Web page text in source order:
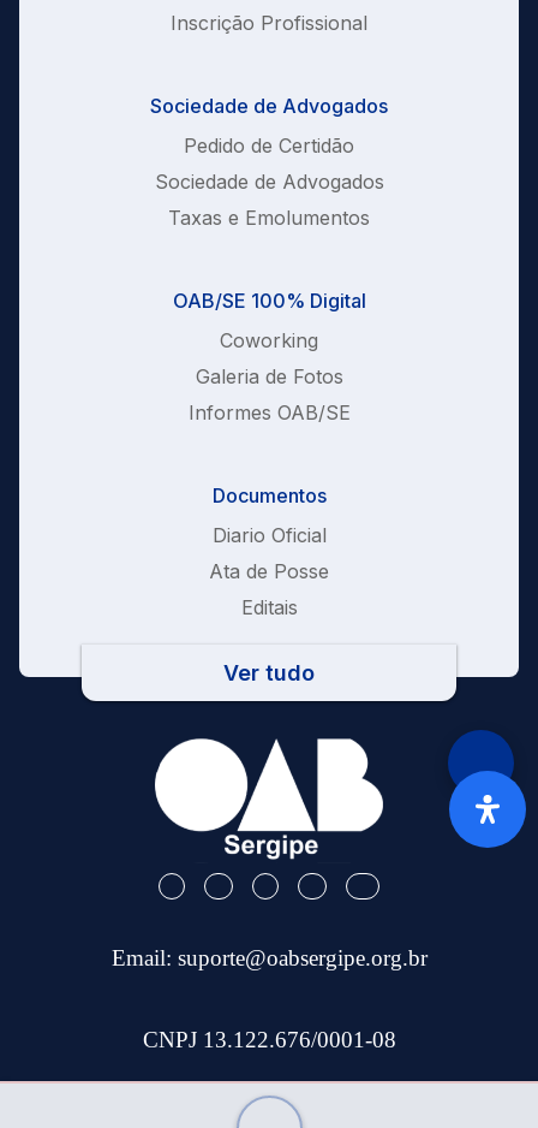
Inscrição Profissional
Sociedade de Advogados
Pedido de Certidão
Sociedade de Advogados
Taxas e Emolumentos
OAB/SE 100% Digital
Coworking
Galeria de Fotos
Informes OAB/SE
Documentos
Diario Oficial
Ata de Posse
Editais
Ver tudo
Email: suporte@oabsergipe.org.br
CNPJ 13.122.676/0001-08
Telefone: (79) 3301-9100